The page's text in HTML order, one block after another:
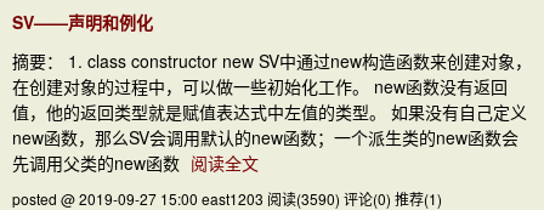
SV——声明和例化
摘要： 1. class constructor new SV中通过new构造函数来创建对象，
在创建对象的过程中，可以做一些初始化工作。 new函数没有返回
值，他的返回类型就是赋值表达式中左值的类型。 如果没有自己定义
new函数，那么SV会调用默认的new函数；一个派生类的new函数会
先调用父类的new函数 阅读全文
posted @ 2019-09-27 15:00 east1203 阅读(3590) 评论(0) 推荐(1)